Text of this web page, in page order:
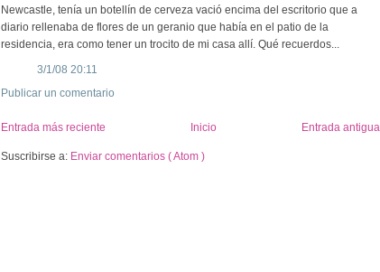
Newcastle, tenía un botellín de cerveza vació encima del escritorio que a
diario rellenaba de flores de un geranio que había en el patio de la
residencia, era como tener un trocito de mi casa allí. Qué recuerdos...
3/1/08 20:11
Publicar un comentario
Entrada más reciente Entrada antigua
Inicio
Suscribirse a: Enviar comentarios ( Atom )